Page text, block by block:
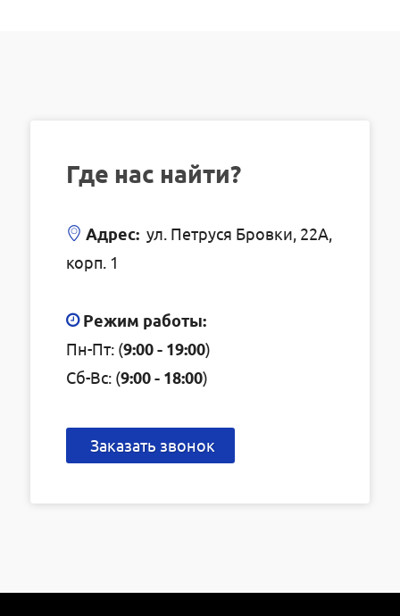
Где нас найти?
Адрес: ул. Петруся Бровки, 22А,
корп. 1
Режим работы:
Пн-Пт: (9:00 - 19:00)
Сб-Вс: (9:00 - 18:00)
Заказать звонок